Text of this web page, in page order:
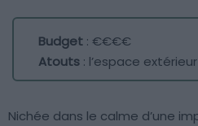
Budget : €€€€
Atouts : l’espace
Nichée dans le calme d’une